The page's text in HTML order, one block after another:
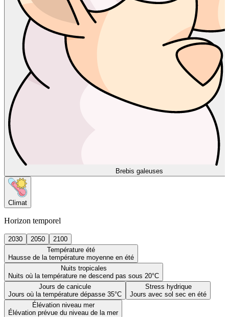
Brebis galeuses
Climat
Horizon temporel
2030 2050
2100
Température été
Hausse de la température moyenne en été
Nuits tropicales
Nuits où la température ne descend pas sous 20°C
Jours de canicule
Jours où la température dépasse 35°C
Stress hydrique
Jours avec sol sec en été
Élévation niveau mer
Élévation prévue du niveau de la mer